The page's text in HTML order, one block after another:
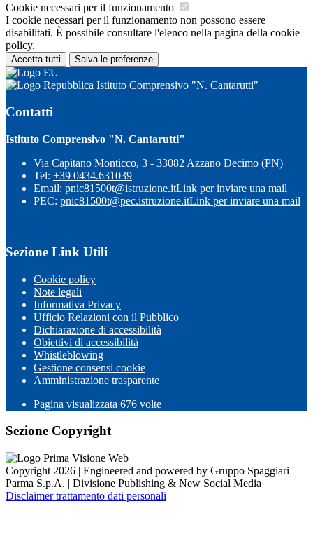
Cookie necessari per il funzionamento
I cookie necessari per il funzionamento non possono essere
disabilitati. È possibile consultare l'elenco nella pagina della cookie
policy.
Accetta tutti Salva le preferenze
Istituto Comprensivo "N. Cantarutti"
Contatti
Istituto Comprensivo "N. Cantarutti"
Via Capitano Monticco, 3 - 33082 Azzano Decimo (PN)
Tel: +39 0434.631039
Email: pnic81500t@istruzione.itLink per inviare una mail
PEC: pnic81500t@pec.istruzione.itLink per inviare una mail
Sezione Link Utili
Cookie policy
Note legali
Informativa Privacy
Ufficio Relazioni con il Pubblico
Dichiarazione di accessibilità
Obiettivi di accessibilità
Whistleblowing
Gestione consensi cookie
Amministrazione trasparente
Pagina visualizzata 676 volte
Sezione Copyright
Copyright 2026 | Engineered and powered by Gruppo Spaggiari
Parma S.p.A. | Divisione Publishing & New Social Media
Disclaimer trattamento dati personali